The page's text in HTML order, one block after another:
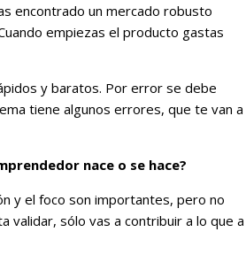
encontrado un mercado robusto
empiezas el producto gastas
y baratos. Por error se debe
tiene algunos errores, que te van a
nace o se hace?
y el foco son importantes, pero no
validar, sólo vas a contribuir a lo que a